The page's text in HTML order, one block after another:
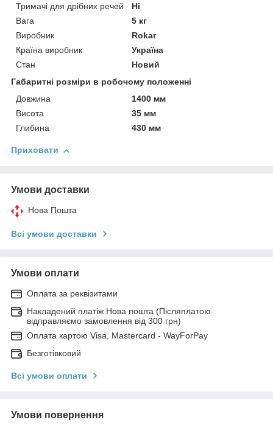
Тримачі для дрібних речей
Ні
Вага
5 кг
Виробник
Rokar
Країна виробник
Україна
Стан
Новий
Габаритні розміри в робочому положенні
Довжина
1400 мм
Висота
35 мм
Глибина
430 мм
Приховати
Умови доставки
Нова Пошта
Всі умови доставки
Умови оплати
Оплата за реквізитами
Накладений платіж Нова пошта (Післяплатою
відправляємо замовлення від 300 грн)
Оплата картою Visa, Mastercard - WayForPay
Безготівковий
Всі умови оплати
Умови повернення